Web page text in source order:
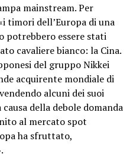
mainstream. Per
timori dell’Europa di una
potrebbero essere stati
cavaliere bianco: la Cina.
del gruppo Nikkei
acquirente mondiale di
alcuni dei suoi
della debole domanda
al mercato spot
ha sfruttato,